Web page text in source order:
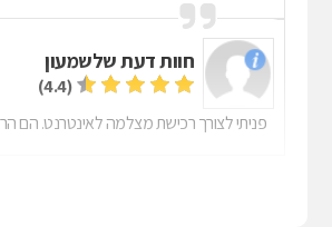
חוות דעת שלשמעון
(4.4)
פניתי לצורך רכישת מצלמה לאינטרנט. הם